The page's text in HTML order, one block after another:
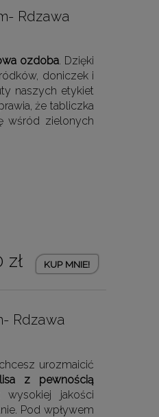
Rdzawa
ozdoba. Dzięki
doniczek i
naszych etykiet
że tabliczka
wśród zielonych
zł KUP MNIE!
Rdzawa
urozmaicić
z pewnością
wysokiej jakości
Pod wpływem